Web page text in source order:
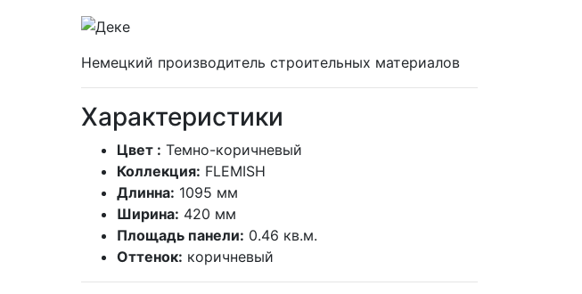
Немецкий производитель строительных материалов
Характеристики
Цвет : Темно-коричневый
Коллекция: FLEMISH
Длинна: 1095 мм
Ширина: 420 мм
Площадь панели: 0.46 кв.м.
Оттенок: коричневый